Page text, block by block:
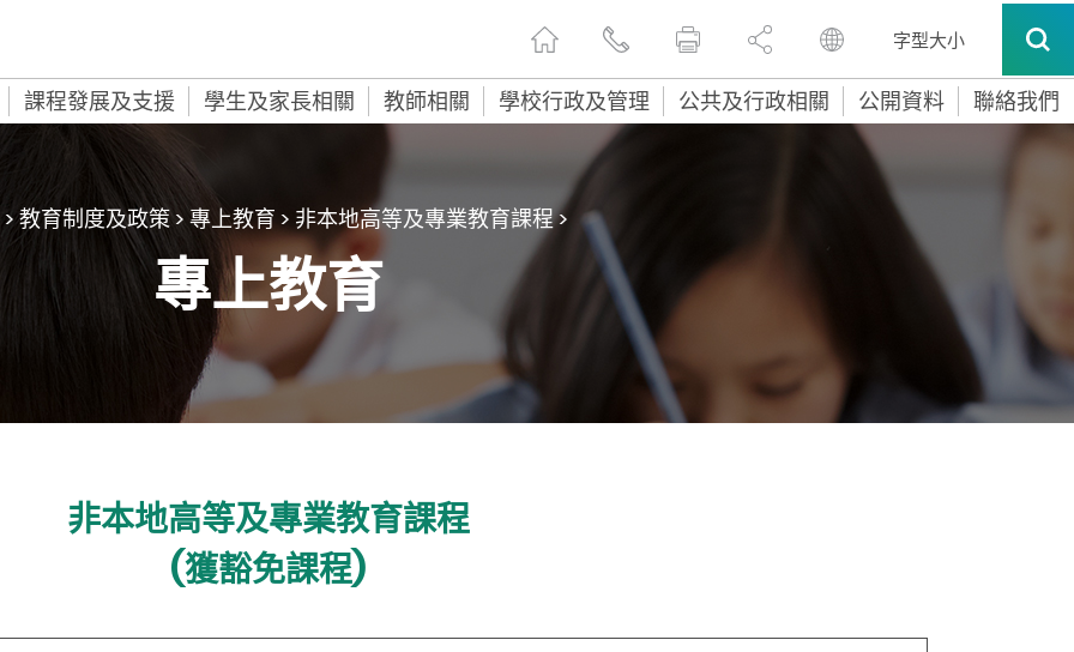
字型大小
課程發展及支援 學生及家長相關 教師相關 學校行政及管理 公共及行政相關 公開資料 聯絡我們
>教育制度及政策> 專上教育 > 非本地高等及專業教育課程>
專上教育
非本地高等及專業教育課程
(獲豁免課程)